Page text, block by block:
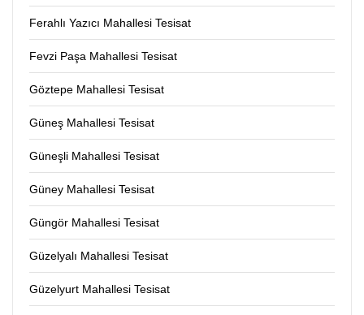
Ferahlı Yazıcı Mahallesi Tesisat
Fevzi Paşa Mahallesi Tesisat
Göztepe Mahallesi Tesisat
Güneş Mahallesi Tesisat
Güneşli Mahallesi Tesisat
Güney Mahallesi Tesisat
Güngör Mahallesi Tesisat
Güzelyalı Mahallesi Tesisat
Güzelyurt Mahallesi Tesisat